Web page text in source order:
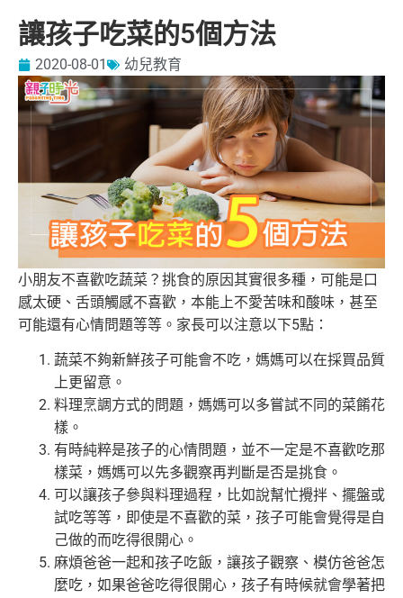
讓孩子吃菜的5個方法
2020-08-01 幼兒教育
小朋友不喜歡吃蔬菜？挑食的原因其實很多種，可能是口
感太硬、舌頭觸感不喜歡，本能上不愛苦味和酸味，甚至
可能還有心情問題等等。家長可以注意以下5點：
蔬菜不夠新鮮孩子可能會不吃，媽媽可以在採買品質
上更留意。
料理烹調方式的問題，媽媽可以多嘗試不同的菜餚花
樣。
有時純粹是孩子的心情問題，並不一定是不喜歡吃那
樣菜，媽媽可以先多觀察再判斷是否是挑食。
可以讓孩子參與料理過程，比如說幫忙攪拌、擺盤或
試吃等等，即使是不喜歡的菜，孩子可能會覺得是自
己做的而吃得很開心。
麻煩爸爸一起和孩子吃飯，讓孩子觀察、模仿爸爸怎
麼吃，如果爸爸吃得很開心，孩子有時候就會學著把